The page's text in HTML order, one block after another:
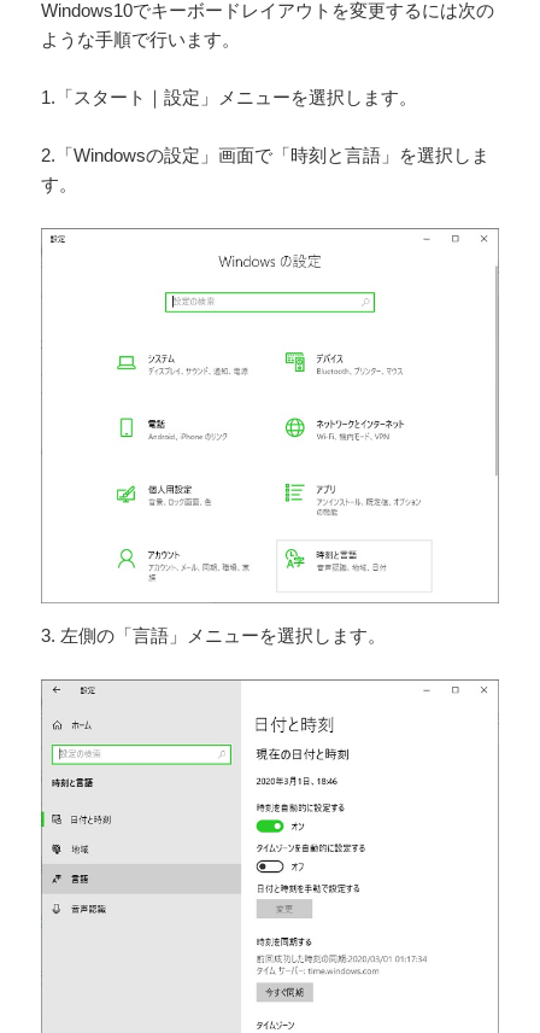
Windows10でキーボードレイアウトを変更するには次の
ような手順で行います。
1.「スタート｜設定」メニューを選択します。
2.「Windowsの設定」画面で「時刻と言語」を選択しま
す。
3. 左側の「言語」メニューを選択します。